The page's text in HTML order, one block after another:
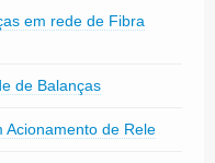
em rede de Fibra
de Balanças
Acionamento de Rele